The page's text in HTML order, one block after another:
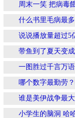
周末一笑 把病毒
什么书里毛病最
说说播放量超过5
带鱼到了夏天变
一图胜过千言万语
哪个数字最勤劳
谁是美伊战争最
小学生的脑洞 哈